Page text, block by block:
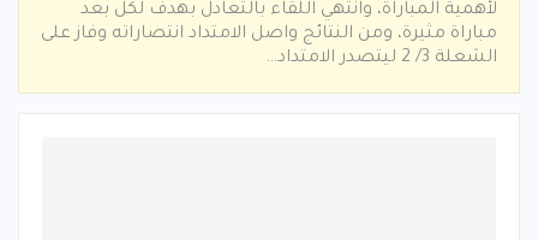
لأهمية المباراة، وانتهي اللقاء بالتعادل بهدف لكل بعد
مباراة مثيرة، ومن النتائج واصل الامتداد انتصاراته وفاز على
الشعلة 3/ 2 ليتصدر الامتداد…